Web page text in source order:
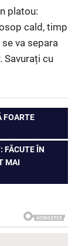
platou:
cald, timp
va separa
Savurați cu
FOARTE
FĂCUTE ÎN
MAI